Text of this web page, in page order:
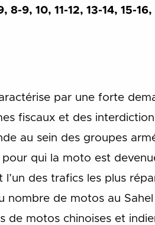
9, 10, 11-12, 13-14, 15-16,
par une forte
fiscaux et des
au sein des groupes
qui la moto est
des trafics les plus
nombre de motos au
de motos chinoises et